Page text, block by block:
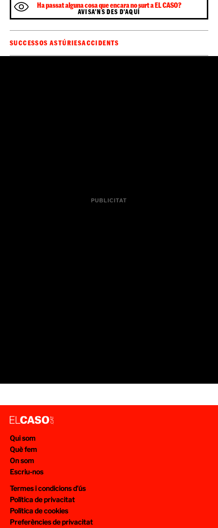
Ha passat alguna cosa que encara no surt a EL CASO?
AVISA'NS DES D'AQUÍ
SUCCESSOS ASTÚRIESACCIDENTS
Qui som
Què fem
On som
Escriu-nos
Termes i condicions d’ús
Política de privacitat
Política de cookies
Preferències de privacitat